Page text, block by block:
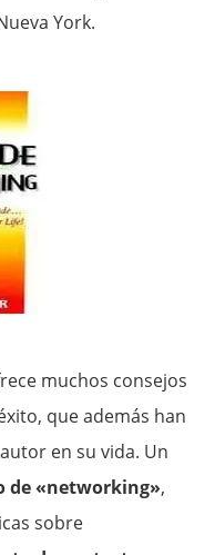
York.
muchos consejos
que además han
en su vida. Un
de «networking»,
sobre